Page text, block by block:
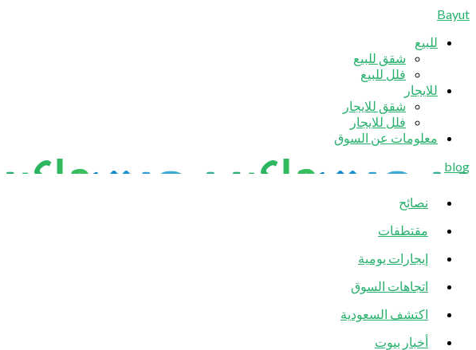
Bayut
للبيع
شقق للبيع
فلل للبيع
للايجار
شقق للايجار
فلل للايجار
معلومات عن السوق
blog
نصائح
مقتطفات
إيجارات يومية
اتجاهات السوق
اكتشف السعودية
أخبار بيوت